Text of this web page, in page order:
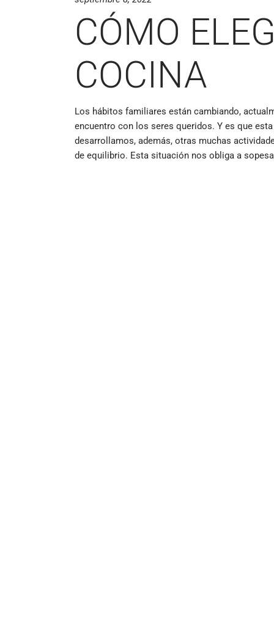
CÓMO
COCINA
Los hábitos familiares están cambiando,
encuentro con los seres queridos. Y es que
desarrollamos, además, otras muchas
de equilibrio. Esta situación nos obliga a